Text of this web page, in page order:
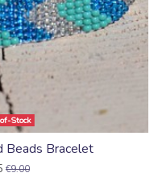
Stock
Beads Bracelet
€9.00